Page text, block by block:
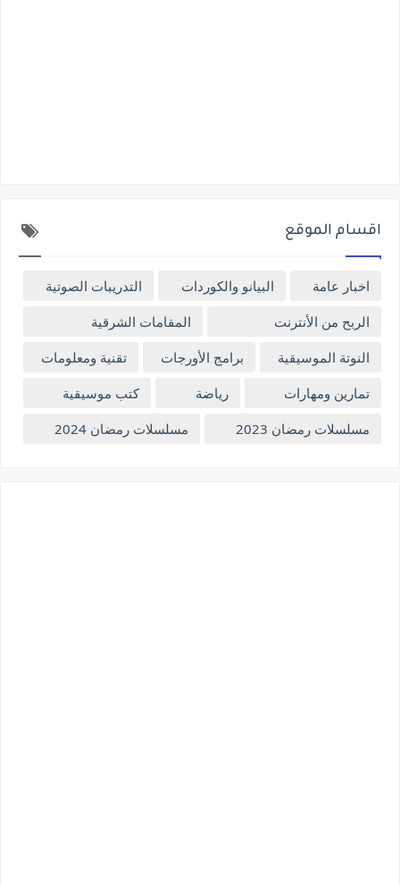
اقسام الموقع
اخبار عامة البيانو والكوردات
التدريبات الصوتية
الربح من الأنترنت
المقامات الشرقية
النوتة الموسيقية
برامج الأورجات
تقنية ومعلومات
تمارين ومهارات
رياضة
كتب موسيقية
مسلسلات رمضان 2023
مسلسلات رمضان 2024